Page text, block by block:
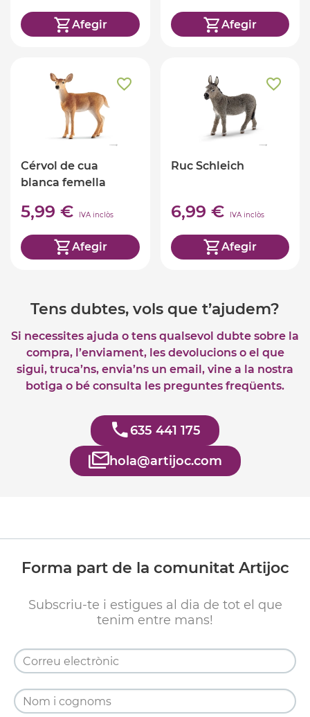
Afegir Afegir
Cérvol de cua
blanca femella
5,99 € IVA inclòs
Afegir
Ruc Schleich
6,99 € IVA inclòs
Afegir
Tens dubtes, vols que t’ajudem?
Si necessites ajuda o tens qualsevol dubte sobre la
compra, l’enviament, les devolucions o el que
sigui, truca’ns, envia’ns un email, vine a la nostra
botiga o bé consulta les preguntes freqüents.
635 441 175
hola@artijoc.com
Forma part de la comunitat Artijoc
Subscriu-te i estigues al dia de tot el que
tenim entre mans!